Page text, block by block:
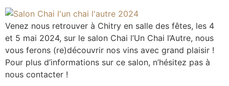
Venez nous retrouver à Chitry en salle des fêtes, les 4
et 5 mai 2024, sur le salon Chai l’Un Chai l’Autre, nous
vous ferons (re)découvrir nos vins avec grand plaisir !
Pour plus d’informations sur ce salon, n’hésitez pas à
nous contacter !